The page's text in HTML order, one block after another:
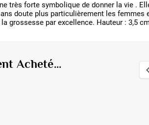
très forte symbolique de donner la vie .
doute plus particulièrement les femmes
grossesse par excellence. Hauteur : 3,5
Acheté... 